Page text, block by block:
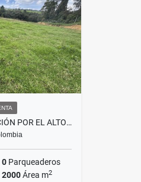
LOTE EN PARCELACIÓN POR EL ALTO DE PALMAS CON LICENCIA
0 Parqueaderos
2000Área m2